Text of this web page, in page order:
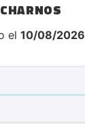
el 10/08/2026